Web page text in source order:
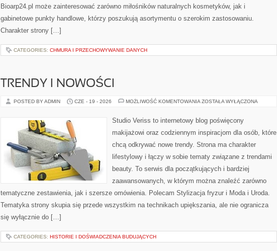
Bioarp24.pl może zainteresować zarówno miłośników naturalnych kosmetyków, jak i
gabinetowe punkty handlowe, którzy poszukują asortymentu o szerokim zastosowaniu.
Charakter strony […]
CATEGORIES: CHMURA I PRZECHOWYWANIE DANYCH
TRENDY I NOWOŚCI
POSTED BY ADMIN CZE - 19 - 2026 MOŻLIWOŚĆ KOMENTOWANIA TRENDY
ZOSTAŁA WYŁĄCZONA
Studio Veriss to internetowy blog poświęcony
makijażowi oraz codziennym inspiracjom dla osób, które
chcą odkrywać nowe trendy. Strona ma charakter
lifestylowy i łączy w sobie tematy związane z trendami
beauty. To serwis dla początkujących i bardziej
zaawansowanych, w którym można znaleźć zarówno
tematyczne zestawienia, jak i szersze omówienia. Polecam Stylizacja fryzur i Moda i Uroda.
Tematyka strony skupia się przede wszystkim na technikach upiększania, ale nie ogranicza
się wyłącznie do […]
CATEGORIES: HISTORIE I DOŚWIADCZENIA BUDUJĄCYCH